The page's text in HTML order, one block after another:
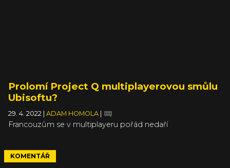
Prolomí Project Q multiplayerovou smůlu
Ubisoftu?
29. 4. 2022 ADAM HOMOLA
Francouzům se v multiplayeru pořád nedaří
KOMENTÁŘ